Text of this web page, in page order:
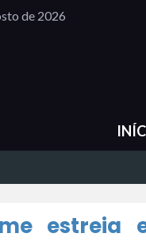
de 2026
estreia